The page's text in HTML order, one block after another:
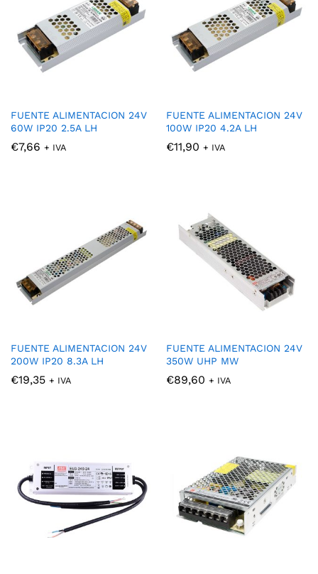
FUENTE ALIMENTACION 24V
60W IP20 2.5A LH
€7,66 + IVA
FUENTE ALIMENTACION 24V
100W IP20 4.2A LH
€11,90 + IVA
FUENTE ALIMENTACION 24V
200W IP20 8.3A LH
€19,35 + IVA
FUENTE ALIMENTACION 24V
350W UHP MW
€89,60 + IVA